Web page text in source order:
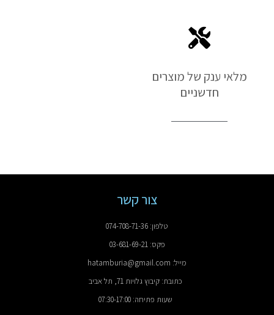
מלאי ענק של מוצרים
חדשניים
צור קשר
טלפון: 074-708-71-36
פקס: 03-681-69-21
מייל: hatamburia@gmail.com
כתובת: קיבוץ גלויות 71, תל אביב
שעות פתיחה: 07:30-17:00